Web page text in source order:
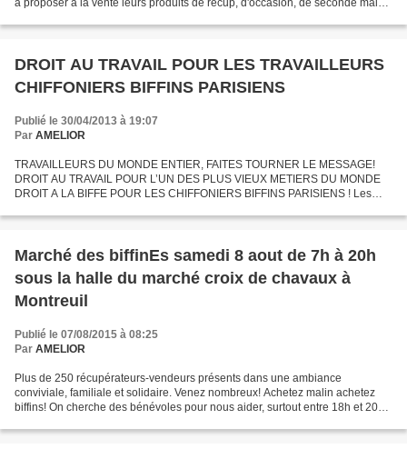
à proposer à la vente leurs produits de récup, d'occasion, de seconde main,
DROIT AU TRAVAIL POUR LES TRAVAILLEURS
CHIFFONIERS BIFFINS PARISIENS
Publié le 30/04/2013 à 19:07
Par AMELIOR
TRAVAILLEURS DU MONDE ENTIER, FAITES TOURNER LE MESSAGE!
DROIT AU TRAVAIL POUR L’UN DES PLUS VIEUX METIERS DU MONDE
DROIT A LA BIFFE POUR LES CHIFFONIERS BIFFINS PARISIENS ! Les
Marché des biffinEs samedi 8 aout de 7h à 20h
sous la halle du marché croix de chavaux à
Montreuil
Publié le 07/08/2015 à 08:25
Par AMELIOR
Plus de 250 récupérateurs-vendeurs présents dans une ambiance
conviviale, familiale et solidaire. Venez nombreux! Achetez malin achetez
biffins! On cherche des bénévoles pour nous aider, surtout entre 18h et 20h